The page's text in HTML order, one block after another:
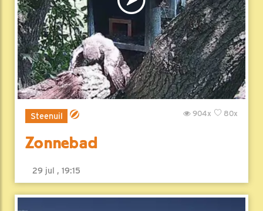
Steenuil 80x
904x
Zonnebad
29 jul , 19:15